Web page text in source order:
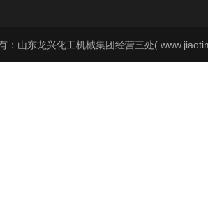
：山东龙兴化工机械集团经营三处(